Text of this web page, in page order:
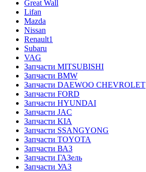
Great Wall
Lifan
Mazda
Nissan
Renault1
Subaru
VAG
Запчасти MITSUBISHI
Запчасти BMW
Запчасти DAEWOO CHEVROLET
Запчасти FORD
Запчасти HYUNDAI
Запчасти JAC
Запчасти KIA
Запчасти SSANGYONG
Запчасти TOYOTA
Запчасти ВАЗ
Запчасти ГАЗель
Запчасти УАЗ